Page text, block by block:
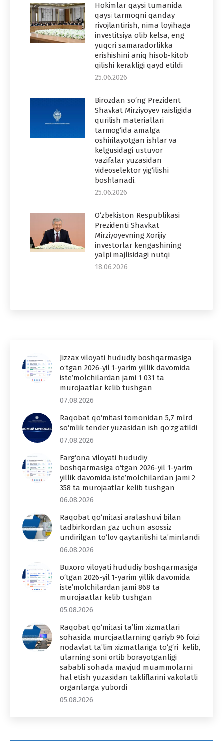
Hokimlar qaysi tumanida
qaysi tarmoqni qanday
rivojlantirish, nima loyihaga
investitsiya olib kelsa, eng
yuqori samaradorlikka
erishishini aniq hisob-kitob
qilishi kerakligi qayd etildi
25.06.2026
Birozdan so‘ng Prezident
Shavkat Mirziyoyev raisligida
qurilish materiallari
tarmog‘ida amalga
oshirilayotgan ishlar va
kelgusidagi ustuvor
vazifalar yuzasidan
videoselektor yig‘ilishi
boshlanadi.
25.06.2026
O‘zbekiston Respublikasi
Prezidenti Shavkat
Mirziyoyevning Xorijiy
investorlar kengashining
yalpi majlisidagi nutqi
18.06.2026
Jizzax viloyati hududiy boshqarmasiga
o‘tgan 2026-yil 1-yarim yillik davomida
iste’molchilardan jami 1 031 ta
murojaatlar kelib tushgan
07.08.2026
Raqobat qo‘mitasi tomonidan 5,7 mlrd
so‘mlik tender yuzasidan ish qo‘zg‘atildi
07.08.2026
Farg‘ona viloyati hududiy
boshqarmasiga o‘tgan 2026-yil 1-yarim
yillik davomida iste’molchilardan jami 2
358 ta murojaatlar kelib tushgan
06.08.2026
Raqobat qo‘mitasi aralashuvi bilan
tadbirkordan gaz uchun asossiz
undirilgan to‘lov qaytarilishi ta’minlandi
06.08.2026
Buxoro viloyati hududiy boshqarmasiga
o‘tgan 2026-yil 1-yarim yillik davomida
iste’molchilardan jami 868 ta
murojaatlar kelib tushgan
05.08.2026
Raqobat qo‘mitasi ta’lim xizmatlari
sohasida murojaatlarning qariyb 96 foizi
nodavlat ta’lim xizmatlariga to‘g‘ri kelib,
ularning soni ortib borayotganligi
sababli sohada mavjud muammolarni
hal etish yuzasidan takliflarini vakolatli
organlarga yubordi
05.08.2026